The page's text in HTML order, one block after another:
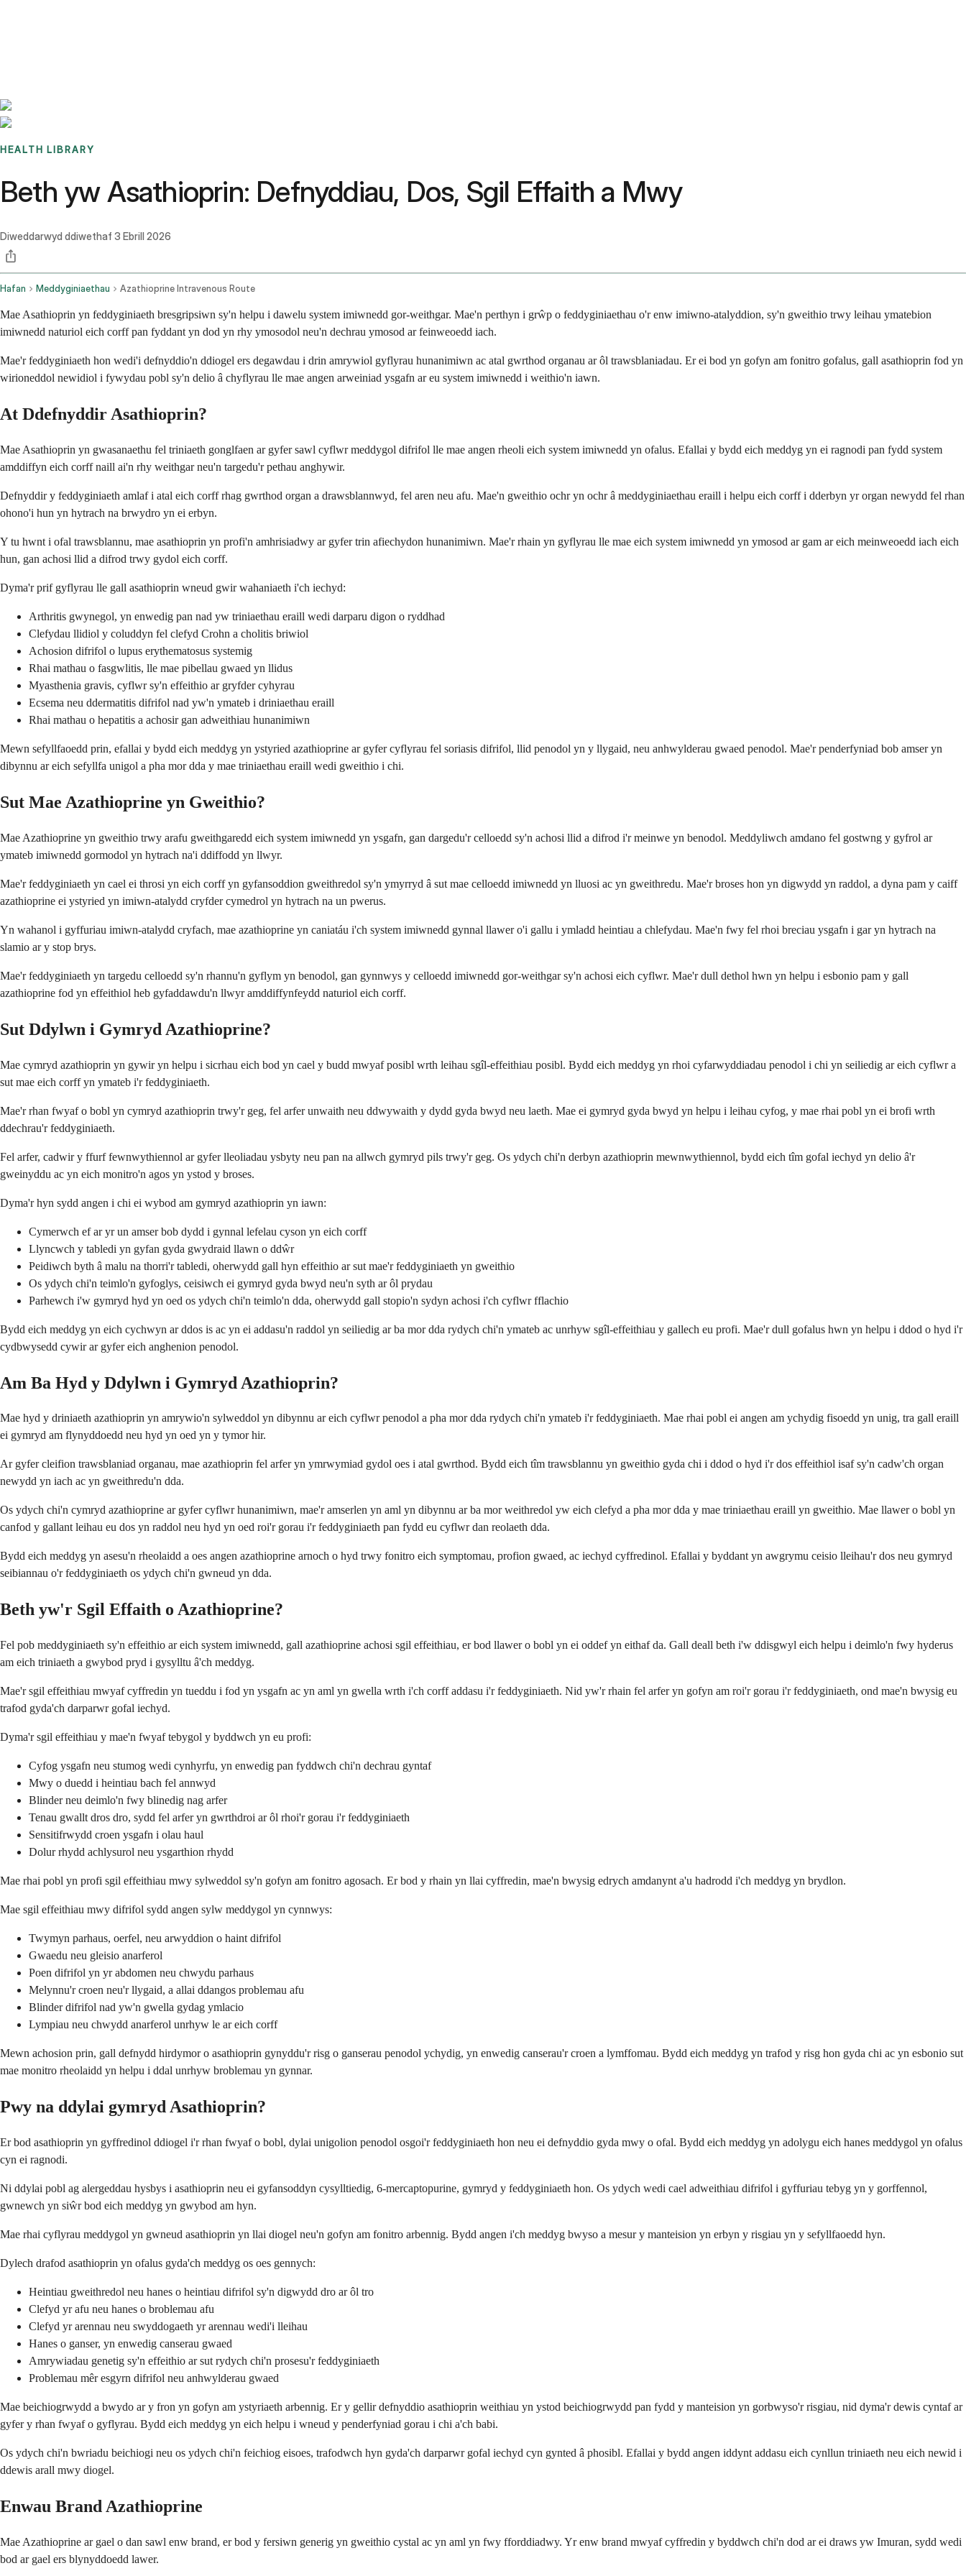
HEALTH LIBRARY
Beth yw Asathioprin: Defnyddiau, Dos, Sgil Effaith a Mwy
Diweddarwyd ddiwethaf 3 Ebrill 2026
Hafan Meddyginiaethau Azathioprine Intravenous Route
Mae Asathioprin yn feddyginiaeth bresgripsiwn sy'n helpu i dawelu system imiwnedd gor-weithgar. Mae'n perthyn i grŵp o feddyginiaethau o'r enw imiwno-atalyddion, sy'n gweithio trwy leihau ymatebion
imiwnedd naturiol eich corff pan fyddant yn dod yn rhy ymosodol neu'n dechrau ymosod ar feinweoedd iach.
Mae'r feddyginiaeth hon wedi'i defnyddio'n ddiogel ers degawdau i drin amrywiol gyflyrau hunanimiwn ac atal gwrthod organau ar ôl trawsblaniadau. Er ei bod yn gofyn am fonitro gofalus, gall asathioprin fod yn
wirioneddol newidiol i fywydau pobl sy'n delio â chyflyrau lle mae angen arweiniad ysgafn ar eu system imiwnedd i weithio'n iawn.
At Ddefnyddir Asathioprin?
Mae Asathioprin yn gwasanaethu fel triniaeth gonglfaen ar gyfer sawl cyflwr meddygol difrifol lle mae angen rheoli eich system imiwnedd yn ofalus. Efallai y bydd eich meddyg yn ei ragnodi pan fydd system
amddiffyn eich corff naill ai'n rhy weithgar neu'n targedu'r pethau anghywir.
Defnyddir y feddyginiaeth amlaf i atal eich corff rhag gwrthod organ a drawsblannwyd, fel aren neu afu. Mae'n gweithio ochr yn ochr â meddyginiaethau eraill i helpu eich corff i dderbyn yr organ newydd fel rhan
ohono'i hun yn hytrach na brwydro yn ei erbyn.
Y tu hwnt i ofal trawsblannu, mae asathioprin yn profi'n amhrisiadwy ar gyfer trin afiechydon hunanimiwn. Mae'r rhain yn gyflyrau lle mae eich system imiwnedd yn ymosod ar gam ar eich meinweoedd iach eich
hun, gan achosi llid a difrod trwy gydol eich corff.
Dyma'r prif gyflyrau lle gall asathioprin wneud gwir wahaniaeth i'ch iechyd:
Arthritis gwynegol, yn enwedig pan nad yw triniaethau eraill wedi darparu digon o ryddhad
Clefydau llidiol y coluddyn fel clefyd Crohn a cholitis briwiol
Achosion difrifol o lupus erythematosus systemig
Rhai mathau o fasgwlitis, lle mae pibellau gwaed yn llidus
Myasthenia gravis, cyflwr sy'n effeithio ar gryfder cyhyrau
Ecsema neu ddermatitis difrifol nad yw'n ymateb i driniaethau eraill
Rhai mathau o hepatitis a achosir gan adweithiau hunanimiwn
Mewn sefyllfaoedd prin, efallai y bydd eich meddyg yn ystyried azathioprine ar gyfer cyflyrau fel soriasis difrifol, llid penodol yn y llygaid, neu anhwylderau gwaed penodol. Mae'r penderfyniad bob amser yn
dibynnu ar eich sefyllfa unigol a pha mor dda y mae triniaethau eraill wedi gweithio i chi.
Sut Mae Azathioprine yn Gweithio?
Mae Azathioprine yn gweithio trwy arafu gweithgaredd eich system imiwnedd yn ysgafn, gan dargedu'r celloedd sy'n achosi llid a difrod i'r meinwe yn benodol. Meddyliwch amdano fel gostwng y gyfrol ar
ymateb imiwnedd gormodol yn hytrach na'i ddiffodd yn llwyr.
Mae'r feddyginiaeth yn cael ei throsi yn eich corff yn gyfansoddion gweithredol sy'n ymyrryd â sut mae celloedd imiwnedd yn lluosi ac yn gweithredu. Mae'r broses hon yn digwydd yn raddol, a dyna pam y caiff
azathioprine ei ystyried yn imiwn-atalydd cryfder cymedrol yn hytrach na un pwerus.
Yn wahanol i gyffuriau imiwn-atalydd cryfach, mae azathioprine yn caniatáu i'ch system imiwnedd gynnal llawer o'i gallu i ymladd heintiau a chlefydau. Mae'n fwy fel rhoi breciau ysgafn i gar yn hytrach na
slamio ar y stop brys.
Mae'r feddyginiaeth yn targedu celloedd sy'n rhannu'n gyflym yn benodol, gan gynnwys y celloedd imiwnedd gor-weithgar sy'n achosi eich cyflwr. Mae'r dull dethol hwn yn helpu i esbonio pam y gall
azathioprine fod yn effeithiol heb gyfaddawdu'n llwyr amddiffynfeydd naturiol eich corff.
Sut Ddylwn i Gymryd Azathioprine?
Mae cymryd azathioprin yn gywir yn helpu i sicrhau eich bod yn cael y budd mwyaf posibl wrth leihau sgîl-effeithiau posibl. Bydd eich meddyg yn rhoi cyfarwyddiadau penodol i chi yn seiliedig ar eich cyflwr a
sut mae eich corff yn ymateb i'r feddyginiaeth.
Mae'r rhan fwyaf o bobl yn cymryd azathioprin trwy'r geg, fel arfer unwaith neu ddwywaith y dydd gyda bwyd neu laeth. Mae ei gymryd gyda bwyd yn helpu i leihau cyfog, y mae rhai pobl yn ei brofi wrth
ddechrau'r feddyginiaeth.
Fel arfer, cadwir y ffurf fewnwythiennol ar gyfer lleoliadau ysbyty neu pan na allwch gymryd pils trwy'r geg. Os ydych chi'n derbyn azathioprin mewnwythiennol, bydd eich tîm gofal iechyd yn delio â'r
gweinyddu ac yn eich monitro'n agos yn ystod y broses.
Dyma'r hyn sydd angen i chi ei wybod am gymryd azathioprin yn iawn:
Cymerwch ef ar yr un amser bob dydd i gynnal lefelau cyson yn eich corff
Llyncwch y tabledi yn gyfan gyda gwydraid llawn o ddŵr
Peidiwch byth â malu na thorri'r tabledi, oherwydd gall hyn effeithio ar sut mae'r feddyginiaeth yn gweithio
Os ydych chi'n teimlo'n gyfoglys, ceisiwch ei gymryd gyda bwyd neu'n syth ar ôl prydau
Parhewch i'w gymryd hyd yn oed os ydych chi'n teimlo'n dda, oherwydd gall stopio'n sydyn achosi i'ch cyflwr fflachio
Bydd eich meddyg yn eich cychwyn ar ddos is ac yn ei addasu'n raddol yn seiliedig ar ba mor dda rydych chi'n ymateb ac unrhyw sgîl-effeithiau y gallech eu profi. Mae'r dull gofalus hwn yn helpu i ddod o hyd i'r
cydbwysedd cywir ar gyfer eich anghenion penodol.
Am Ba Hyd y Ddylwn i Gymryd Azathioprin?
Mae hyd y driniaeth azathioprin yn amrywio'n sylweddol yn dibynnu ar eich cyflwr penodol a pha mor dda rydych chi'n ymateb i'r feddyginiaeth. Mae rhai pobl ei angen am ychydig fisoedd yn unig, tra gall eraill
ei gymryd am flynyddoedd neu hyd yn oed yn y tymor hir.
Ar gyfer cleifion trawsblaniad organau, mae azathioprin fel arfer yn ymrwymiad gydol oes i atal gwrthod. Bydd eich tîm trawsblannu yn gweithio gyda chi i ddod o hyd i'r dos effeithiol isaf sy'n cadw'ch organ
newydd yn iach ac yn gweithredu'n dda.
Os ydych chi'n cymryd azathioprine ar gyfer cyflwr hunanimiwn, mae'r amserlen yn aml yn dibynnu ar ba mor weithredol yw eich clefyd a pha mor dda y mae triniaethau eraill yn gweithio. Mae llawer o bobl yn
canfod y gallant leihau eu dos yn raddol neu hyd yn oed roi'r gorau i'r feddyginiaeth pan fydd eu cyflwr dan reolaeth dda.
Bydd eich meddyg yn asesu'n rheolaidd a oes angen azathioprine arnoch o hyd trwy fonitro eich symptomau, profion gwaed, ac iechyd cyffredinol. Efallai y byddant yn awgrymu ceisio lleihau'r dos neu gymryd
seibiannau o'r feddyginiaeth os ydych chi'n gwneud yn dda.
Beth yw'r Sgil Effaith o Azathioprine?
Fel pob meddyginiaeth sy'n effeithio ar eich system imiwnedd, gall azathioprine achosi sgil effeithiau, er bod llawer o bobl yn ei oddef yn eithaf da. Gall deall beth i'w ddisgwyl eich helpu i deimlo'n fwy hyderus
am eich triniaeth a gwybod pryd i gysylltu â'ch meddyg.
Mae'r sgil effeithiau mwyaf cyffredin yn tueddu i fod yn ysgafn ac yn aml yn gwella wrth i'ch corff addasu i'r feddyginiaeth. Nid yw'r rhain fel arfer yn gofyn am roi'r gorau i'r feddyginiaeth, ond mae'n bwysig eu
trafod gyda'ch darparwr gofal iechyd.
Dyma'r sgil effeithiau y mae'n fwyaf tebygol y byddwch yn eu profi:
Cyfog ysgafn neu stumog wedi cynhyrfu, yn enwedig pan fyddwch chi'n dechrau gyntaf
Mwy o duedd i heintiau bach fel annwyd
Blinder neu deimlo'n fwy blinedig nag arfer
Tenau gwallt dros dro, sydd fel arfer yn gwrthdroi ar ôl rhoi'r gorau i'r feddyginiaeth
Sensitifrwydd croen ysgafn i olau haul
Dolur rhydd achlysurol neu ysgarthion rhydd
Mae rhai pobl yn profi sgil effeithiau mwy sylweddol sy'n gofyn am fonitro agosach. Er bod y rhain yn llai cyffredin, mae'n bwysig edrych amdanynt a'u hadrodd i'ch meddyg yn brydlon.
Mae sgil effeithiau mwy difrifol sydd angen sylw meddygol yn cynnwys:
Twymyn parhaus, oerfel, neu arwyddion o haint difrifol
Gwaedu neu gleisio anarferol
Poen difrifol yn yr abdomen neu chwydu parhaus
Melynnu'r croen neu'r llygaid, a allai ddangos problemau afu
Blinder difrifol nad yw'n gwella gydag ymlacio
Lympiau neu chwydd anarferol unrhyw le ar eich corff
Mewn achosion prin, gall defnydd hirdymor o asathioprin gynyddu'r risg o ganserau penodol ychydig, yn enwedig canserau'r croen a lymffomau. Bydd eich meddyg yn trafod y risg hon gyda chi ac yn esbonio sut
mae monitro rheolaidd yn helpu i ddal unrhyw broblemau yn gynnar.
Pwy na ddylai gymryd Asathioprin?
Er bod asathioprin yn gyffredinol ddiogel i'r rhan fwyaf o bobl, dylai unigolion penodol osgoi'r feddyginiaeth hon neu ei defnyddio gyda mwy o ofal. Bydd eich meddyg yn adolygu eich hanes meddygol yn ofalus
cyn ei ragnodi.
Ni ddylai pobl ag alergeddau hysbys i asathioprin neu ei gyfansoddyn cysylltiedig, 6-mercaptopurine, gymryd y feddyginiaeth hon. Os ydych wedi cael adweithiau difrifol i gyffuriau tebyg yn y gorffennol,
gwnewch yn siŵr bod eich meddyg yn gwybod am hyn.
Mae rhai cyflyrau meddygol yn gwneud asathioprin yn llai diogel neu'n gofyn am fonitro arbennig. Bydd angen i'ch meddyg bwyso a mesur y manteision yn erbyn y risgiau yn y sefyllfaoedd hyn.
Dylech drafod asathioprin yn ofalus gyda'ch meddyg os oes gennych:
Heintiau gweithredol neu hanes o heintiau difrifol sy'n digwydd dro ar ôl tro
Clefyd yr afu neu hanes o broblemau afu
Clefyd yr arennau neu swyddogaeth yr arennau wedi'i lleihau
Hanes o ganser, yn enwedig canserau gwaed
Amrywiadau genetig sy'n effeithio ar sut rydych chi'n prosesu'r feddyginiaeth
Problemau mêr esgyrn difrifol neu anhwylderau gwaed
Mae beichiogrwydd a bwydo ar y fron yn gofyn am ystyriaeth arbennig. Er y gellir defnyddio asathioprin weithiau yn ystod beichiogrwydd pan fydd y manteision yn gorbwyso'r risgiau, nid dyma'r dewis cyntaf ar
gyfer y rhan fwyaf o gyflyrau. Bydd eich meddyg yn eich helpu i wneud y penderfyniad gorau i chi a'ch babi.
Os ydych chi'n bwriadu beichiogi neu os ydych chi'n feichiog eisoes, trafodwch hyn gyda'ch darparwr gofal iechyd cyn gynted â phosibl. Efallai y bydd angen iddynt addasu eich cynllun triniaeth neu eich newid i
ddewis arall mwy diogel.
Enwau Brand Azathioprine
Mae Azathioprine ar gael o dan sawl enw brand, er bod y fersiwn generig yn gweithio cystal ac yn aml yn fwy fforddiadwy. Yr enw brand mwyaf cyffredin y byddwch chi'n dod ar ei draws yw Imuran, sydd wedi
bod ar gael ers blynyddoedd lawer.